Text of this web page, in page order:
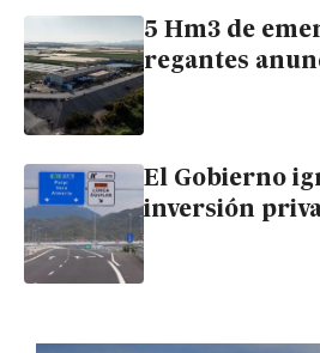
5 Hm3 de
regantes
El Gobierno
inversión